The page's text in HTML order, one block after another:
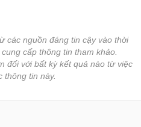
các nguồn đáng tin cậy vào thời
cấp thông tin tham khảo.
đối với bất kỳ kết quả nào từ việc
thông tin này.